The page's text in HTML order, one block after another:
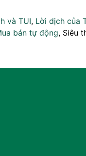
và TUI, Lời dịch của
bán tự động, Siêu